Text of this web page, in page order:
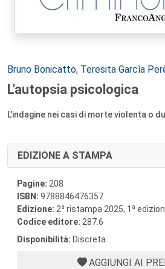
Autori:
Bruno Bonicatto, Teresita Garcìa
L'autopsia psicologica
L'indagine nei casi di morte violenta o
EDIZIONE A STAMPA
Pagine: 208
ISBN: 9788846476357
Edizione: 2a ristampa 2025, 1 a
Codice editore: 287.6
Disponibilità: Discreta
AGGIUNGI AI